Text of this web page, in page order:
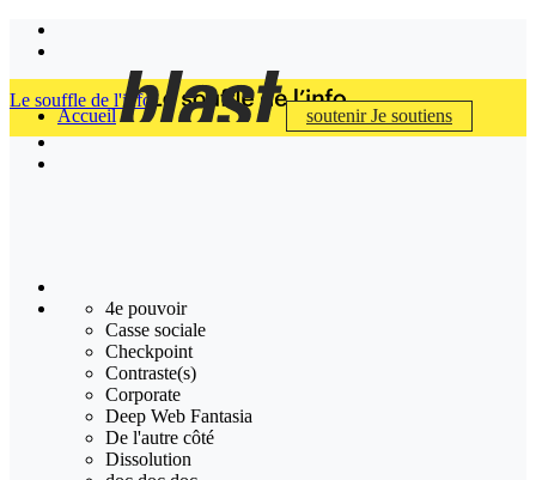
Accueil soutenirJe soutiens
Le souffle de l'info
4e pouvoir
Casse sociale
Checkpoint
Contraste(s)
Corporate
Deep Web Fantasia
De l'autre côté
Dissolution